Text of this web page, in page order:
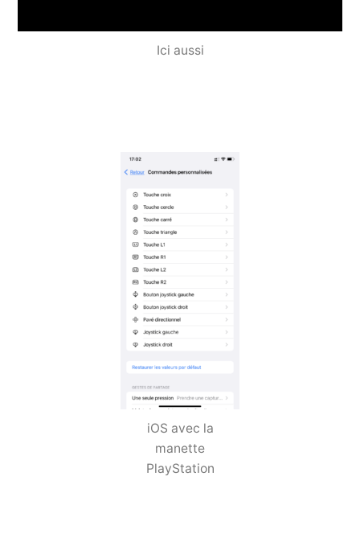
Ici aussi
iOS avec la
manette
PlayStation